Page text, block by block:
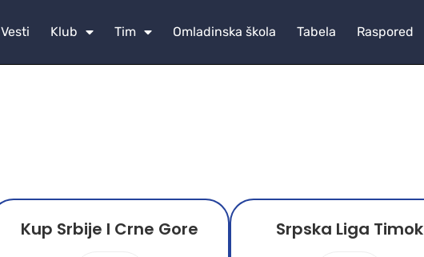
Vesti Klub Tim Omladinska škola Tabela Raspored
Kup Srbije I Crne Gore Srpska Liga Timok